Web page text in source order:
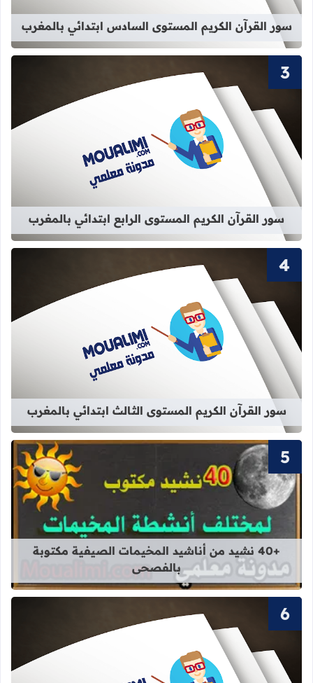
سور القرآن الكريم المستوى السادس ابتدائي بالمغرب
قراءة المزيد عن سور القرآن الكريم
سور القرآن الكريم المستوى الرابع ابتدائي بالمغرب
قراءة المزيد عن سور القرآن الكريم
سور القرآن الكريم المستوى الثالث ابتدائي بالمغرب
قراءة المزيد عن +40 نشيد من أناشيد المخيمات الصيفية مكتوبة بالفصحى
+40 نشيد من أناشيد المخيمات الصيفية مكتوبة
بالفصحى